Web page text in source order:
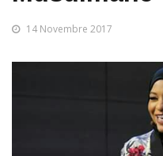
14 Novembre 2017